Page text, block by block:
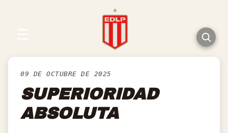
09 DE OCTUBRE DE 2025
SUPERIORIDAD
ABSOLUTA